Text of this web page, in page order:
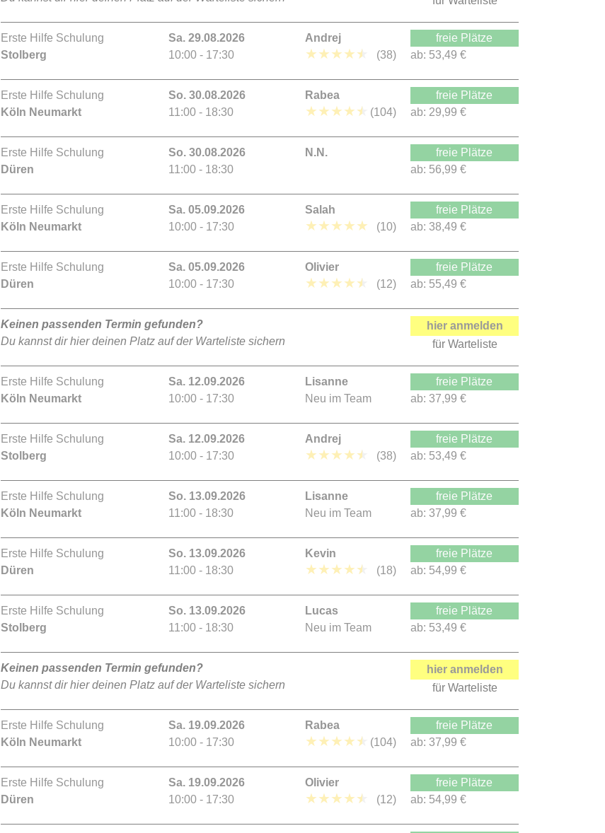
Erste Hilfe Schulung
Stolberg
Sa. 29.08.2026
10:00 - 17:30
Andrej
★★★★★ (38)
freie Plätze
ab: 53,49 €
Erste Hilfe Schulung
Köln Neumarkt
So. 30.08.2026
11:00 - 18:30
Rabea
★★★★★ (104)
freie Plätze
ab: 29,99 €
Erste Hilfe Schulung
Düren
So. 30.08.2026
11:00 - 18:30
N.N.
freie Plätze
ab: 56,99 €
Erste Hilfe Schulung
Köln Neumarkt
Sa. 05.09.2026
10:00 - 17:30
Salah
★★★★★ (10)
freie Plätze
ab: 38,49 €
Erste Hilfe Schulung
Düren
Sa. 05.09.2026
10:00 - 17:30
Olivier
★★★★★ (12)
freie Plätze
ab: 55,49 €
Keinen passenden Termin gefunden?
Du kannst dir hier deinen Platz auf der Warteliste sichern
hier anmelden
für Warteliste
Erste Hilfe Schulung
Köln Neumarkt
Sa. 12.09.2026
10:00 - 17:30
Lisanne
Neu im Team
freie Plätze
ab: 37,99 €
Erste Hilfe Schulung
Stolberg
Sa. 12.09.2026
10:00 - 17:30
Andrej
★★★★★ (38)
freie Plätze
ab: 53,49 €
Erste Hilfe Schulung
Köln Neumarkt
So. 13.09.2026
11:00 - 18:30
Lisanne
Neu im Team
freie Plätze
ab: 37,99 €
Erste Hilfe Schulung
Düren
So. 13.09.2026
11:00 - 18:30
Kevin
★★★★★ (18)
freie Plätze
ab: 54,99 €
Erste Hilfe Schulung
Stolberg
So. 13.09.2026
11:00 - 18:30
Lucas
Neu im Team
freie Plätze
ab: 53,49 €
Keinen passenden Termin gefunden?
Du kannst dir hier deinen Platz auf der Warteliste sichern
hier anmelden
für Warteliste
Erste Hilfe Schulung
Köln Neumarkt
Sa. 19.09.2026
10:00 - 17:30
Rabea
★★★★★ (104)
freie Plätze
ab: 37,99 €
Erste Hilfe Schulung
Düren
Sa. 19.09.2026
10:00 - 17:30
Olivier
★★★★★ (12)
freie Plätze
ab: 54,99 €